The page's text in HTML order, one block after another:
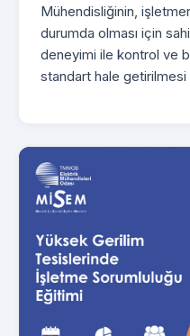
Mühendisliğinin,
durumda olması için
deneyimi ile kontrol ve
standart hale getirilmesi